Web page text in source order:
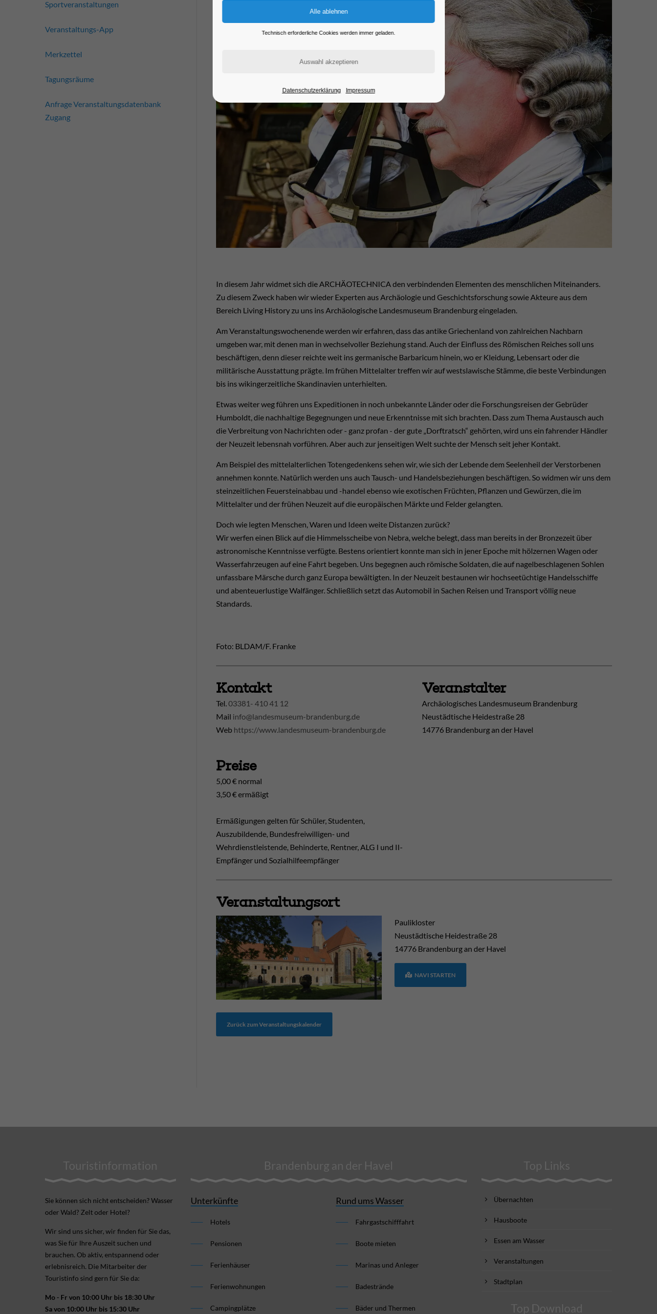
In diesem Jahr widmet sich die ARCHÄOTECHNICA den verbindenden Elementen des menschlichen Miteinanders.
Zu diesem Zweck haben wir wieder Experten aus Archäologie und Geschichtsforschung sowie Akteure aus dem
Bereich Living History zu uns ins Archäologische Landesmuseum Brandenburg eingeladen.
Am Veranstaltungswochenende werden wir erfahren, dass das antike Griechenland von zahlreichen Nachbarn
umgeben war, mit denen man in wechselvoller Beziehung stand. Auch der Einfluss des Römischen Reiches soll uns
beschäftigen, denn dieser reichte weit ins germanische Barbaricum hinein, wo er Kleidung, Lebensart oder die
militärische Ausstattung prägte. Im frühen Mittelalter treffen wir auf westslawische Stämme, die beste Verbindungen
bis ins wikingerzeitliche Skandinavien unterhielten.
Etwas weiter weg führen uns Expeditionen in noch unbekannte Länder oder die Forschungsreisen der Gebrüder
Humboldt, die nachhaltige Begegnungen und neue Erkenntnisse mit sich brachten. Dass zum Thema Austausch auch
die Verbreitung von Nachrichten oder - ganz profan - der gute „Dorftratsch“ gehörten, wird uns ein fahrender Händler
der Neuzeit lebensnah vorführen. Aber auch zur jenseitigen Welt suchte der Mensch seit jeher Kontakt.
Am Beispiel des mittelalterlichen Totengedenkens sehen wir, wie sich der Lebende dem Seelenheil der Verstorbenen
annehmen konnte. Natürlich werden uns auch Tausch- und Handelsbeziehungen beschäftigen. So widmen wir uns dem
steinzeitlichen Feuersteinabbau und -handel ebenso wie exotischen Früchten, Pflanzen und Gewürzen, die im
Mittelalter und der frühen Neuzeit auf die europäischen Märkte und Felder gelangten.
Doch wie legten Menschen, Waren und Ideen weite Distanzen zurück?
Wir werfen einen Blick auf die Himmelsscheibe von Nebra, welche belegt, dass man bereits in der Bronzezeit über
astronomische Kenntnisse verfügte. Bestens orientiert konnte man sich in jener Epoche mit hölzernen Wagen oder
Wasserfahrzeugen auf eine Fahrt begeben. Uns begegnen auch römische Soldaten, die auf nagelbeschlagenen Sohlen
unfassbare Märsche durch ganz Europa bewältigten. In der Neuzeit bestaunen wir hochseetüchtige Handelsschiffe
und abenteuerlustige Walfänger. Schließlich setzt das Automobil in Sachen Reisen und Transport völlig neue
Standards.
Foto: BLDAM/F. Franke
Kontakt
Tel. 03381- 410 41 12
Mail info@landesmuseum-brandenburg.de
Web https://www.landesmuseum-brandenburg.de
Veranstalter
Archäologisches Landesmuseum Brandenburg
Neustädtische Heidestraße 28
14776 Brandenburg an der Havel
Preise
5,00 € normal
3,50 € ermäßigt
Ermäßigungen gelten für Schüler, Studenten,
Auszubildende, Bundesfreiwilligen- und
Wehrdienstleistende, Behinderte, Rentner, ALG I und II-
Empfänger und Sozialhilfeempfänger
Veranstaltungsort
Paulikloster
Neustädtische Heidestraße 28
14776 Brandenburg an der Havel
NAVI STARTEN
Zurück zum Veranstaltungskalender
Sportveranstaltungen
Veranstaltungs-App
Merkzettel
Tagungsräume
Anfrage Veranstaltungsdatenbank
Zugang
Touristinformation
Sie können sich nicht ent­scheiden? Wasser
oder Wald? Zelt oder Hotel?
Wir sind uns sicher, wir finden für Sie das,
was Sie für Ihre Aus­zeit suchen und
brauchen. Ob aktiv, ent­spannend oder
erlebnis­reich. Die Mitarbeiter der
Touristinfo sind gern für Sie da:
Mo - Fr von 10:00 Uhr bis 18:30 Uhr
Sa von 10:00 Uhr bis 15:30 Uhr
Brandenburg an der Havel
Unterkünfte
Hotels
Pensionen
Ferienhäuser
Ferienwohnungen
Campingplätze
Rund ums Wasser
Fahrgastschifffahrt
Boote mieten
Marinas und Anleger
Badestrände
Bäder und Thermen
Top Links
Übernachten
Hausboote
Essen am Wasser
Veranstaltungen
Stadtplan
Top Download
Technisch erforderliche Cookies werden immer geladen.
Datenschutzerklärung Impressum